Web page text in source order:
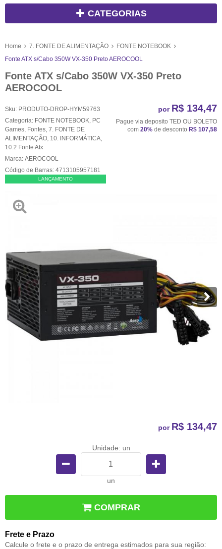
CATEGORIAS
Home 7. FONTE DE ALIMENTAÇÃO
FONTE NOTEBOOK
Fonte ATX s/Cabo 350W VX-350 Preto AEROCOOL
Fonte ATX s/Cabo 350W VX-350 Preto
AEROCOOL
Sku: PRODUTO-DROP-HYM59763
Categoria: FONTE NOTEBOOK PC
Games Fontes 7. FONTE DE
ALIMENTAÇÃO 10. INFORMÁTICA
10.2 Fonte Atx
Marca: AEROCOOL
Código de Barras: 4713105957181
LANÇAMENTO
por R$ 134,47
Pague via deposito TED OU BOLETO
com 20% de desconto R$ 107,58
por R$ 134,47
Unidade: un
un
COMPRAR
Frete e Prazo
Calcule o frete e o prazo de entrega estimados para sua região: